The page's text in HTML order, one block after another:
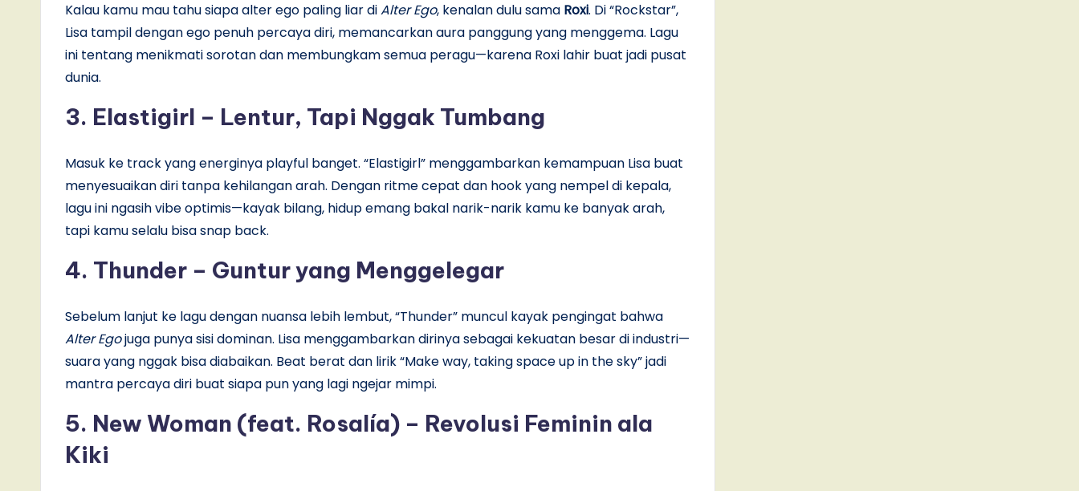
Kalau kamu mau tahu siapa alter ego paling liar diAlter Ego, kenalan dulu sama Roxi. Di “Rockstar”,
Lisa tampil dengan ego penuh percaya diri, memancarkan aura panggung yang menggema. Lagu
ini tentang menikmati sorotan dan membungkam semua peragu—karena Roxi lahir buat jadi pusat
dunia.
3. Elastigirl – Lentur, Tapi Nggak Tumbang
Masuk ke track yang energinya playful banget. “Elastigirl” menggambarkan kemampuan Lisa buat
menyesuaikan diri tanpa kehilangan arah. Dengan ritme cepat dan hook yang nempel di kepala,
lagu ini ngasih vibe optimis—kayak bilang, hidup emang bakal narik-narik kamu ke banyak arah,
tapi kamu selalu bisa snap back.
4. Thunder – Guntur yang Menggelegar
Sebelum lanjut ke lagu dengan nuansa lebih lembut, “Thunder” muncul kayak pengingat bahwa
Alter Egojuga punya sisi dominan. Lisa menggambarkan dirinya sebagai kekuatan besar di industri—
suara yang nggak bisa diabaikan. Beat berat dan lirik “Make way, taking space up in the sky” jadi
mantra percaya diri buat siapa pun yang lagi ngejar mimpi.
5. New Woman (feat. Rosalía) – Revolusi Feminin ala
Kiki